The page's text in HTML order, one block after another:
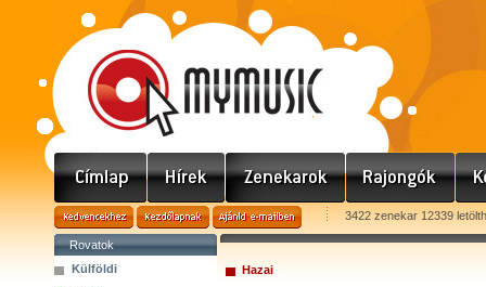
3422 zenekar 12339
Rovatok
Külföldi
Hazai